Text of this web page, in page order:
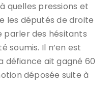
quelles pressions et
les députés de droite
parler des hésitants
soumis. Il n’en est
défiance ait gagné 60
déposée suite à